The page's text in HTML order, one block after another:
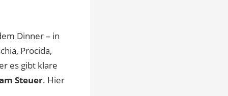
Dinner – in
Procida,
es gibt klare
Steuer. Hier